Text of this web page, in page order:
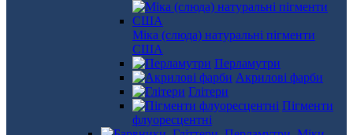
Міка (слюда) натуральні пігменти
США
Перламутри
Акрилові фарби
Глітери
Пігменти
флуоресцентні